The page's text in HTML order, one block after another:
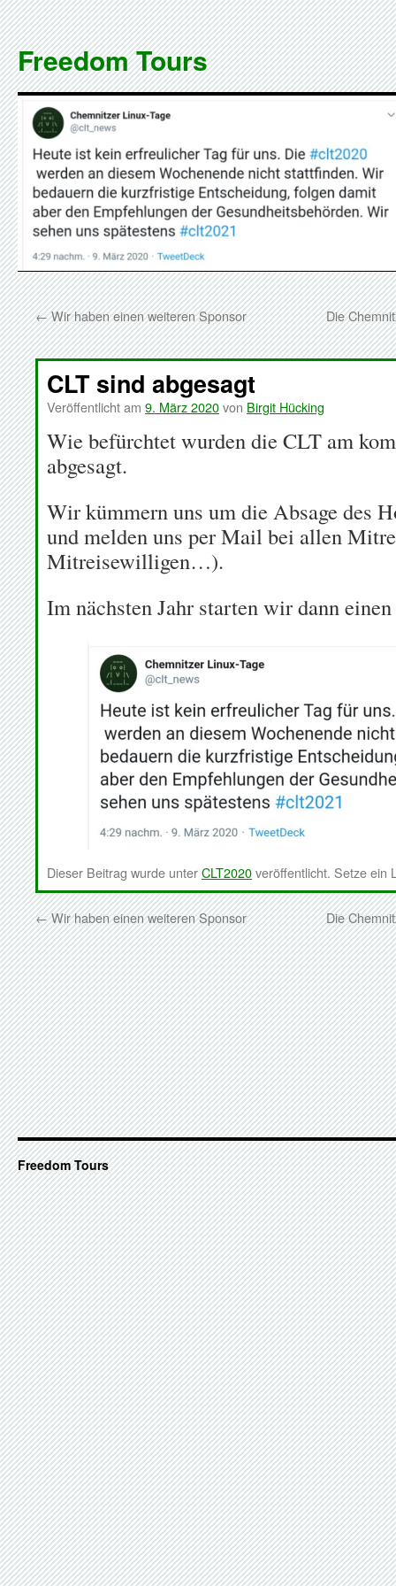
Zum
Inhalt
springen
Freedom Tours
←Wir haben einen weiteren Sponsor Die
CLT sind abgesagt
Veröffentlicht am 9. März 2020von Birgit Hücking
Wie befürchtet wurden die CLT am
abgesagt.
Wir kümmern uns um die Absage des
und melden uns per Mail bei allen
Mitreisewilligen…).
Im nächsten Jahr starten wir dann
Dieser Beitrag wurde unterCLT2020veröffentlicht. Setze ein
←Wir haben einen weiteren Sponsor Die
Freedom Tours